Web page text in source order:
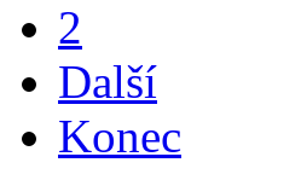
2
Další
Konec